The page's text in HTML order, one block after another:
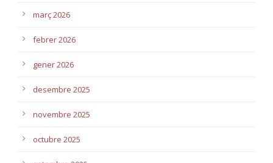
març 2026
febrer 2026
gener 2026
desembre 2025
novembre 2025
octubre 2025